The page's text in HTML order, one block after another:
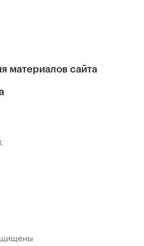
материалов сайта